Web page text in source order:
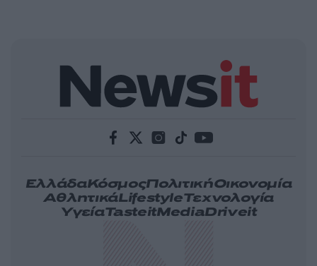
ΕλλάδαΚόσμοςΠολιτικήΟικονομία
ΑθλητικάLifestyleΤεχνολογία
ΥγείαTasteitMediaDriveit